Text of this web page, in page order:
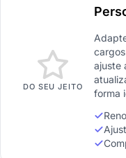
DO SEU JEITO
ajuste
forma